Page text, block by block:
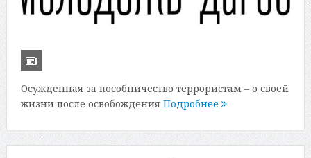
Осужденная за пособничество террористам – о своей
жизни после освобождения Подробнее